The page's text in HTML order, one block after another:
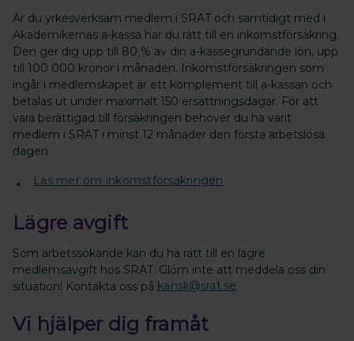
Är du yrkesverksam medlem i SRAT och samtidigt med i
Akademikernas a-kassa har du rätt till en inkomstförsäkring.
Den ger dig upp till 80 % av din a-kassegrundande lön, upp
till 100 000 kronor i månaden. Inkomstförsäkringen som
ingår i medlemskapet är ett komplement till a-kassan och
betalas ut under maximalt 150 ersättningsdagar. För att
vara berättigad till försäkringen behöver du ha varit
medlem i SRAT i minst 12 månader den första arbetslösa
dagen.
Läs mer om inkomstförsäkringen
Lägre avgift
Som arbetssökande kan du ha rätt till en lägre
medlemsavgift hos SRAT. Glöm inte att meddela oss din
situation! Kontakta oss på kansli@srat.se
Vi hjälper dig framåt